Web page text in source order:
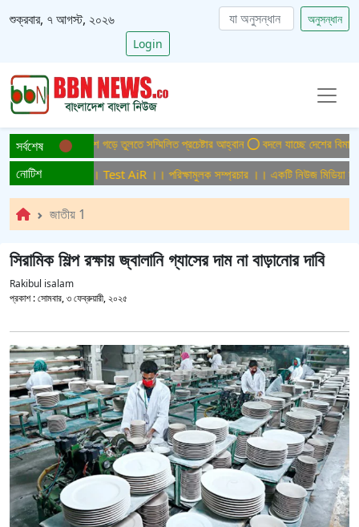
শুক্রবার, ৭ আগস্ট, ২০২৬
অনুসন্ধান
Login
সর্বশেষবাংলাদেশ গড়ে তুলতে সম্মিলিত প্রচেষ্টার আহ্বান বদলে যাচ্ছে দেশের বিমান ও
নোটিশ
সম্প্রচার ।। Test AiR ।। পরিক্ষামুলক সম্প্রচার ।। একটি নিউজ মিডিয়া
জাতীয় 1
সিরামিক শিল্প রক্ষায় জ্বালানি গ্যাসের দাম না বাড়ানোর দাবি
Rakibul isalam
প্রকাশ :সোমবার, ৩ ফেব্রুয়ারী, ২০২৫